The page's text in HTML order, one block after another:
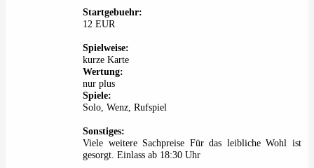
Startgebuehr:
12 EUR
Spielweise:
kurze Karte
Wertung:
nur plus
Spiele:
Solo, Wenz, Rufspiel
Sonstiges:
Viele weitere Sachpreise Für das leibliche Wohl ist
gesorgt. Einlass ab 18:30 Uhr